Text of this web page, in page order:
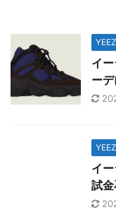
イ
ー
イ
試金